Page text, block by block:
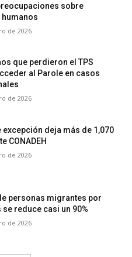
sobre
de 2026
que perdieron el TPS
al Parole en casos
de 2026
excepción deja más de 1,070
CONADEH
de 2026
personas migrantes por
se reduce casi un 90%
de 2026